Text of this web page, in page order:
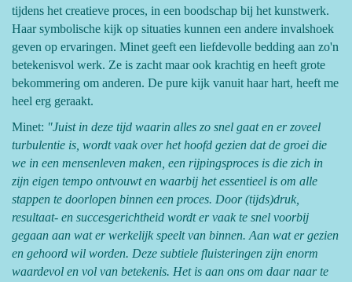
tijdens het creatieve proces, in een boodschap bij het kunstwerk.
Haar symbolische kijk op situaties kunnen een andere invalshoek
geven op ervaringen. Minet geeft een liefdevolle bedding aan zo'n
betekenisvol werk. Ze is zacht maar ook krachtig en heeft grote
bekommering om anderen. De pure kijk vanuit haar hart, heeft me
heel erg geraakt.
Minet: "Juist in deze tijd waarin alles zo snel gaat en er zoveel
turbulentie is, wordt vaak over het hoofd gezien dat de groei die
we in een mensenleven maken, een rijpingsproces is die zich in
zijn eigen tempo ontvouwt en waarbij het essentieel is om alle
stappen te doorlopen binnen een proces. Door (tijds)druk,
resultaat- en succesgerichtheid wordt er vaak te snel voorbij
gegaan aan wat er werkelijk speelt van binnen. Aan wat er gezien
en gehoord wil worden. Deze subtiele fluisteringen zijn enorm
waardevol en vol van betekenis. Het is aan ons om daar naar te